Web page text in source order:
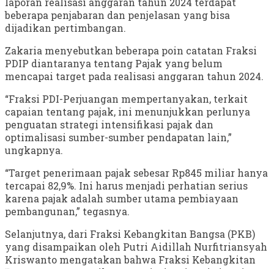
beberapa penjabaran dan penjelasan yang bisa
dijadikan pertimbangan.
Zakaria menyebutkan beberapa poin catatan Fraksi
PDIP diantaranya tentang Pajak yang belum
mencapai target pada realisasi anggaran tahun 2024.
“Fraksi PDI-Perjuangan mempertanyakan, terkait
capaian tentang pajak, ini menunjukkan perlunya
penguatan strategi intensifikasi pajak dan
optimalisasi sumber-sumber pendapatan lain,”
ungkapnya.
“Target penerimaan pajak sebesar Rp845 miliar hanya
tercapai 82,9%. Ini harus menjadi perhatian serius
karena pajak adalah sumber utama pembiayaan
pembangunan,” tegasnya.
Selanjutnya, dari Fraksi Kebangkitan Bangsa (PKB)
yang disampaikan oleh Putri Aidillah Nurfitriansyah
Kriswanto mengatakan bahwa Fraksi Kebangkitan